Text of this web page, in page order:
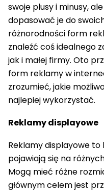
swoje plusy i minusy,
dopasować je do
różnorodności form
znaleźć coś idealnego
jak i małej firmy. Oto
form reklamy w
zrozumieć, jakie
najlepiej wykorzystać.
Reklamy displayowe
Reklamy displayowe
pojawiają się na
Mogą mieć różne
głównym celem jest